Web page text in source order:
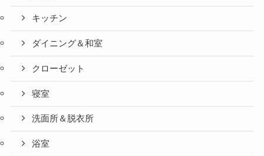
キッチン
ダイニング＆和室
クローゼット
寝室
洗面所＆脱衣所
浴室